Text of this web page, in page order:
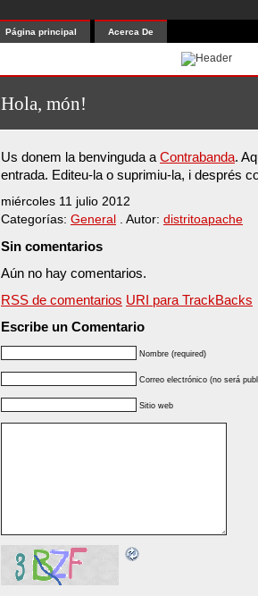
Página principal Acerca De
Hola, món!
Us donem la benvinguda a Contrabanda.
entrada. Editeu-la o suprimiu-la, i després
miércoles 11 julio 2012
Categorías: General . Autor: distritoapache
Sin comentarios
Aún no hay comentarios.
RSS de comentarios URI para TrackBacks
Escribe un Comentario
Nombre (required)
Correo electrónico (no será
Sitio web